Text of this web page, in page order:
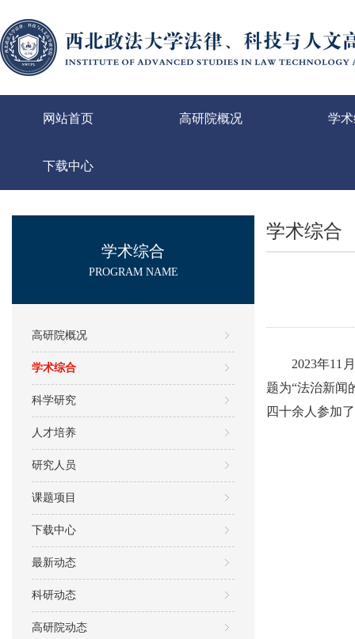
网站首页 高研院概况 学
下载中心
学术综合
PROGRAM NAME
高研院概况
学术综合
科学研究
人才培养
研究人员
课题项目
下载中心
最新动态
科研动态
高研院动态
学术综合
2023年11
题为“法治新闻
四十余人参加